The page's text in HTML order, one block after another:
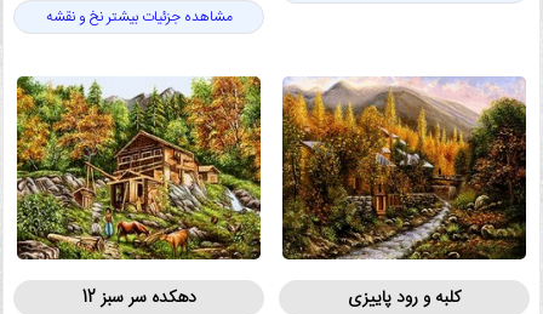
مشاهده جزئیات بیشتر نخ و نقشه
کلبه و رود پاییزی دهکده سر سبز 12